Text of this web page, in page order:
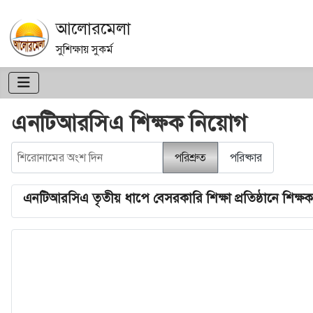
আলোরমেলা
সুশিক্ষায় সুকর্ম
এনটিআরসিএ শিক্ষক নিয়োগ
শিরোনামের অংশ দিন
পরিশ্রুত পরিষ্কার
এনটিআরসিএ তৃতীয় ধাপে বেসরকারি শিক্ষা প্রতিষ্ঠানে